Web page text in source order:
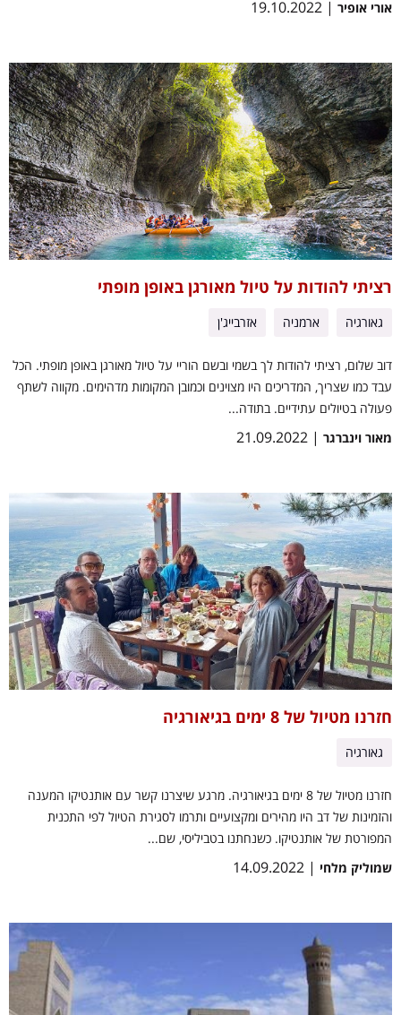
אורי אופיר | 19.10.2022
רציתי להודות על טיול מאורגן באופן מופתי
גאורגיה ארמניה אזרבייג'ן
דוב שלום, רציתי להודות לך בשמי ובשם הוריי על טיול מאורגן באופן מופתי. הכל
עבד כמו שצריך, המדריכים היו מצוינים וכמובן המקומות מדהימים. מקווה לשתף
פעולה בטיולים עתידיים. בתודה...
מאור וינברגר | 21.09.2022
חזרנו מטיול של 8 ימים בגיאורגיה
גאורגיה
חזרנו מטיול של 8 ימים בגיאורגיה. מרגע שיצרנו קשר עם אותנטיקו המענה
והזמינות של דב היו מהירים ומקצועיים ותרמו לסגירת הטיול לפי התכנית
המפורטת של אותנטיקו. כשנחתנו בטביליסי, שם...
שמוליק מלחי | 14.09.2022